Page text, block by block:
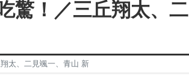
驚！／三丘翔太、二
太、二見颯一、青山 新